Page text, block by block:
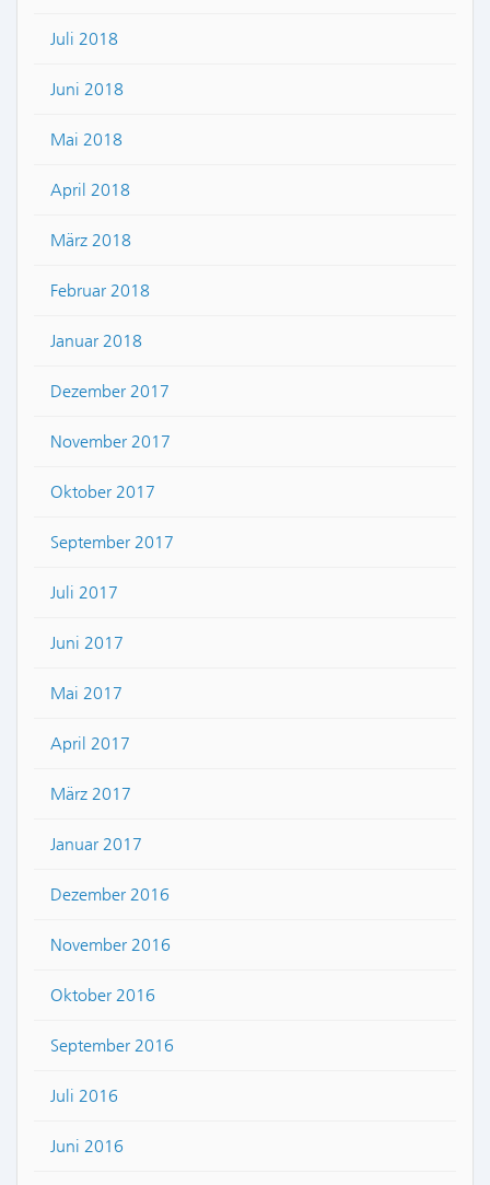
Juli 2018
Juni 2018
Mai 2018
April 2018
März 2018
Februar 2018
Januar 2018
Dezember 2017
November 2017
Oktober 2017
September 2017
Juli 2017
Juni 2017
Mai 2017
April 2017
März 2017
Januar 2017
Dezember 2016
November 2016
Oktober 2016
September 2016
Juli 2016
Juni 2016